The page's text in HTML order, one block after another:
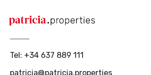
Tel: +34 637 889 111
patricia@patricia.properties